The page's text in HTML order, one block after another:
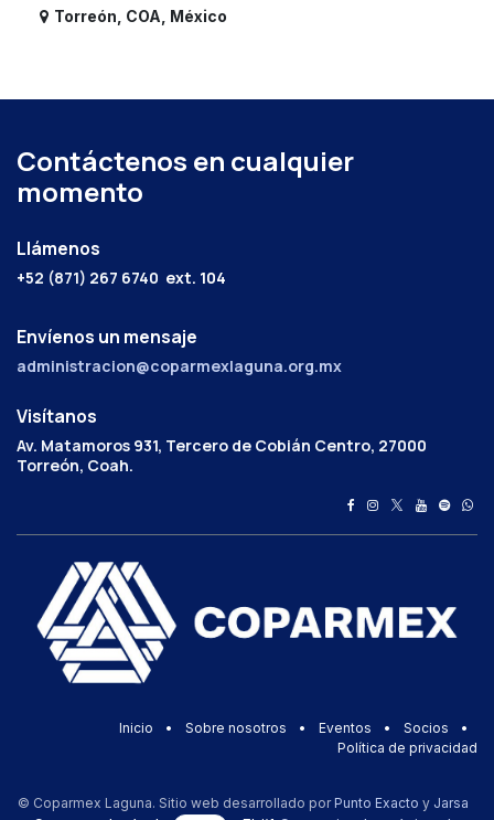
Torreón COA México
Contáctenos en cualquier
momento
Llámenos
+52 (871) 267 6740 ext. 104
Envíenos un mensaje
administracion@coparmexlaguna.org.mx
Visítanos
Av. Matamoros 931, Tercero de Cobián Centro, 27000
Torreón, Coah.
Inicio • Sobre nosotros • Eventos • Socios
•
Política de privacidad
© Coparmex Laguna. Sitio web desarrollado por Punto Exacto y Jarsa